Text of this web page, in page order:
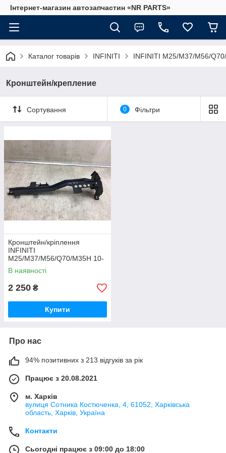
Інтернет-магазин автозапчастин «NR PARTS»
Каталог товарів INFINITI INFINITI M25/M37/M56/
Кронштейн/крепление
Сортування 0 Фільтри
Кронштейн/кріплення
INFINITI
M25/M37/M56/Q70/M35H 10-
16 62550-1MA0A
В наявності
2 250 ₴
Купити
Про нас
94% позитивних з 213 відгуків за рік
Працює з 20.08.2021
м. Харків
вулиця Сотника Костюченка, 4, 61052, Харківська
область, Харків, Україна
Контакти
Сьогодні працює з 09:00 до 18:00